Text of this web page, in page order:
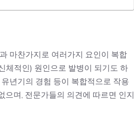
마찬가지로 여러가지 요인이 복합
체적인) 원인으로 발병이 되기도 하
년기의 경험 등이 복합적으로 작용
며, 전문가들의 의견에 따르면 인지